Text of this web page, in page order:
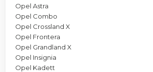
Opel Astra
Opel Combo
Opel Crossland X
Opel Frontera
Opel Grandland X
Opel Insignia
Opel Kadett